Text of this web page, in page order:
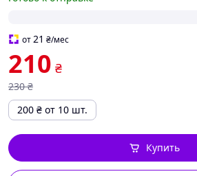
от21 ₴/мес
210 ₴
230 ₴
200 ₴ от 10 шт.
Купить